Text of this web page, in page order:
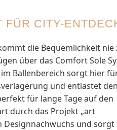
FÜR CITY-
die Bequemlichkeit nie
über das Comfort Sole
Ballenbereich sorgt hier
und entlastet
für lange Tage auf den
durch das Projekt „art
Designnachwuchs und sorgt